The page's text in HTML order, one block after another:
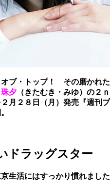
ブ・トップ！ その磨かれた
夕 （きたむき・みゆ）の２ｎ
月２８日（月）発売『週刊プ
ドラッグスター
生活にはすっかり慣れました